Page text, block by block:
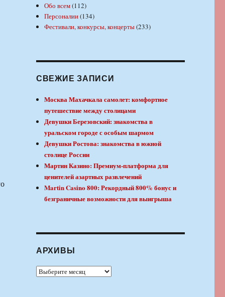
Обо всем(112)
Персоналии(134)
Фестивали, конкурсы, концерты(233)
СВЕЖИЕ ЗАПИСИ
Москва Махачкала самолет: комфортное
путешествие между столицами
Девушки Березовский: знакомства в
уральском городе с особым шармом
Девушки Ростова: знакомства в южной
столице России
Мартин Казино: Премиум-платформа для
ценителей азартных развлечений
Martin Casino 800: Рекордный 800% бонус и
безграничные возможности для выигрыша
АРХИВЫ
Архивы